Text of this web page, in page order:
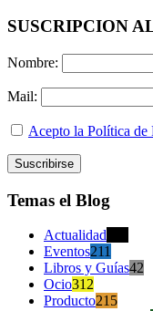
SUSCRIPCION
Nombre:
Mail:
Acepto la Política de
Temas el Blog
Actualidad
Eventos211
Libros y Guías42
Ocio312
Producto215